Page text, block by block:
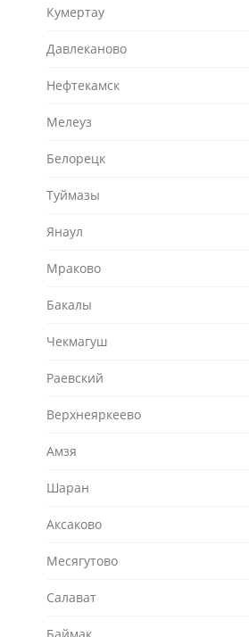
Кумертау
Давлеканово
Нефтекамск
Мелеуз
Белорецк
Туймазы
Янаул
Мраково
Бакалы
Чекмагуш
Раевский
Верхнеяркеево
Амзя
Шаран
Аксаково
Месягутово
Салават